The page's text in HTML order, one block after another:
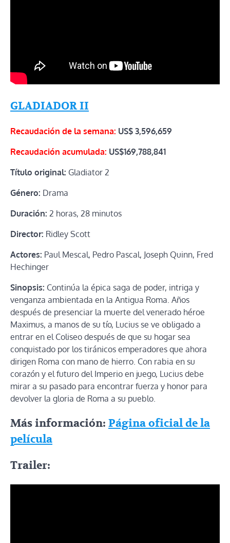
GLADIADOR II
Recaudación de la semana: US$ 3,596,659
Recaudación acumulada: US$169,788,841
Título original: Gladiator 2
Género: Drama
Duración: 2 horas, 28 minutos
Director: Ridley Scott
Actores: Paul Mescal, Pedro Pascal, Joseph Quinn, Fred
Hechinger
Sinopsis: Continúa la épica saga de poder, intriga y
venganza ambientada en la Antigua Roma. Años
después de presenciar la muerte del venerado héroe
Maximus, a manos de su tío, Lucius se ve obligado a
entrar en el Coliseo después de que su hogar sea
conquistado por los tiránicos emperadores que ahora
dirigen Roma con mano de hierro. Con rabia en su
corazón y el futuro del Imperio en juego, Lucius debe
mirar a su pasado para encontrar fuerza y honor para
devolver la gloria de Roma a su pueblo.
Más información: Página oficial de la
película
Trailer: